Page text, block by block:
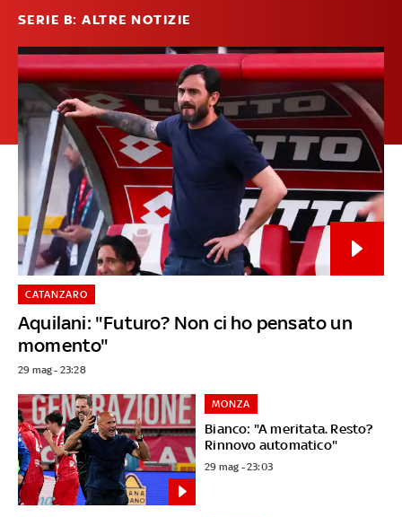
SERIE B: ALTRE NOTIZIE
Aquilani: "Futuro? Non ci ho pensato un
momento"
CATANZARO
29 mag - 23:28
Bianco: "A meritata. Resto?
Rinnovo automatico"
MONZA
29 mag - 23:03